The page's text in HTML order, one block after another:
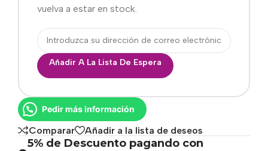
vuelva a estar en stock.
Añadir A La Lista De Espera
Pedir más información
Comparar Añadir a la lista de deseos
5% de Descuento pagando con